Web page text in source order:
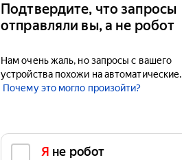
Подтвердите, что запросы
отправляли вы, а не робот
Нам очень жаль, но запросы с вашего
устройства похожи на автоматические.
Почему это могло произойти?
Я не робот